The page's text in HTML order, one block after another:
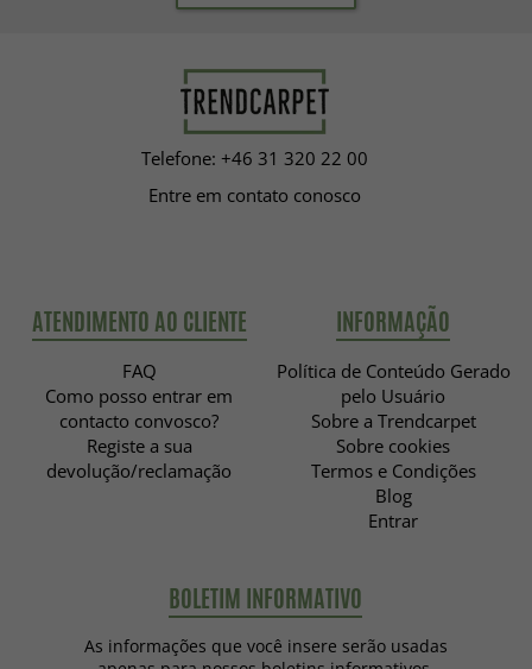
Telefone: +46 31 320 22 00
Entre em contato conosco
ATENDIMENTO AO CLIENTE
FAQ
Como posso entrar em
contacto convosco?
Registe a sua
devolução/reclamação
INFORMAÇÃO
Política de Conteúdo Gerado
pelo Usuário
Sobre a Trendcarpet
Sobre cookies
Termos e Condições
Blog
Entrar
BOLETIM INFORMATIVO
As informações que você insere serão usadas